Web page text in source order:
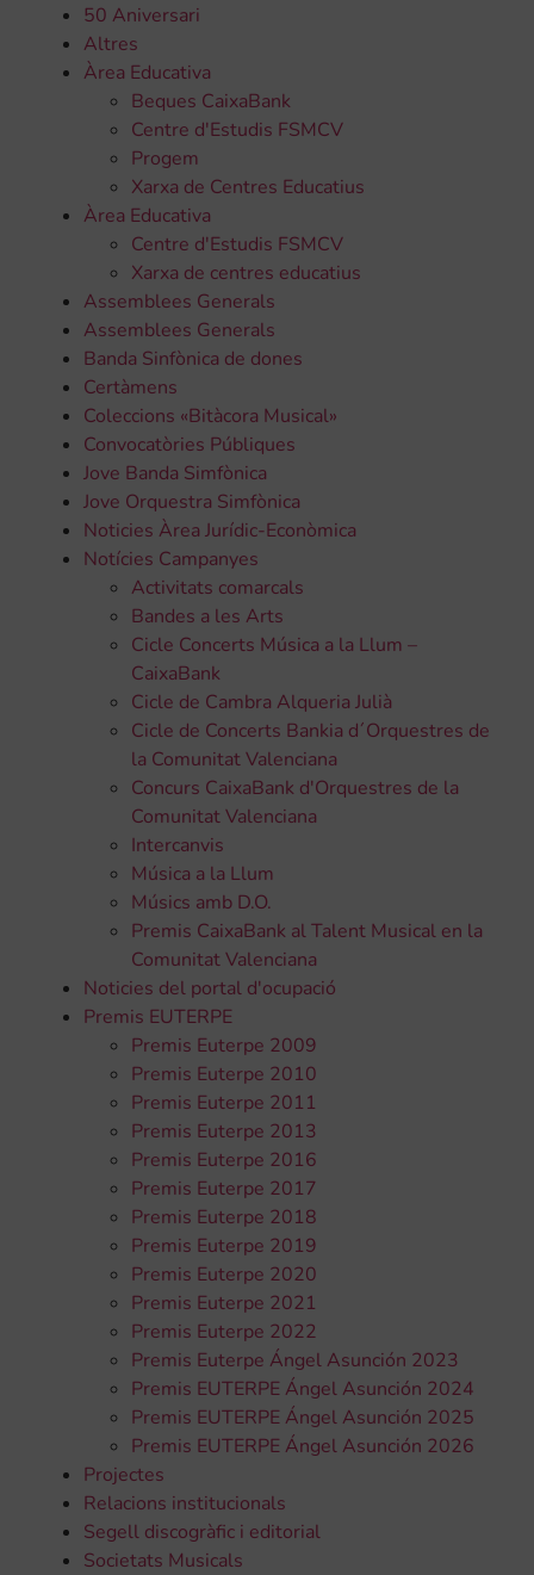
50 Aniversari
Altres
Àrea Educativa
Beques CaixaBank
Centre d'Estudis FSMCV
Progem
Xarxa de Centres Educatius
Àrea Educativa
Centre d'Estudis FSMCV
Xarxa de centres educatius
Assemblees Generals
Assemblees Generals
Banda Sinfònica de dones
Certàmens
Coleccions «Bitàcora Musical»
Convocatòries Públiques
Jove Banda Simfònica
Jove Orquestra Simfònica
Noticies Àrea Jurídic-Econòmica
Notícies Campanyes
Activitats comarcals
Bandes a les Arts
Cicle Concerts Música a la Llum –
CaixaBank
Cicle de Cambra Alqueria Julià
Cicle de Concerts Bankia d´Orquestres de
la Comunitat Valenciana
Concurs CaixaBank d'Orquestres de la
Comunitat Valenciana
Intercanvis
Música a la Llum
Músics amb D.O.
Premis CaixaBank al Talent Musical en la
Comunitat Valenciana
Noticies del portal d'ocupació
Premis EUTERPE
Premis Euterpe 2009
Premis Euterpe 2010
Premis Euterpe 2011
Premis Euterpe 2013
Premis Euterpe 2016
Premis Euterpe 2017
Premis Euterpe 2018
Premis Euterpe 2019
Premis Euterpe 2020
Premis Euterpe 2021
Premis Euterpe 2022
Premis Euterpe Ángel Asunción 2023
Premis EUTERPE Ángel Asunción 2024
Premis EUTERPE Ángel Asunción 2025
Premis EUTERPE Ángel Asunción 2026
Projectes
Relacions institucionals
Segell discogràfic i editorial
Societats Musicals